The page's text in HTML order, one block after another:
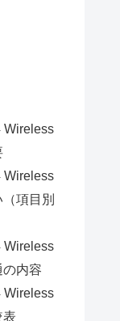
Wireless
Wireless
項目別
Wireless
内容
Wireless
表